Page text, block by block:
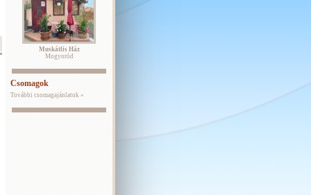
Muskátlis Ház
Mogyoród
Csomagok
További csomagajánlatok »